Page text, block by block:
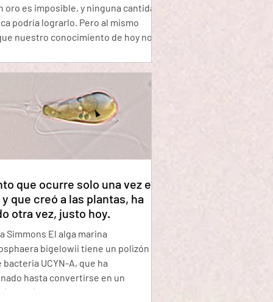
oro es imposible, y ninguna cantidad
lograrlo. Pero al mismo
nuestro conocimiento de hoy nos
de oro y uno de plomo, también nos
un átomo de plomo contiene solo tres
más que un átomo de oro. ¿No sería
extraer esso tres
del átomo de plomo y ya? ¿Conver
que ocurre solo una vez en
que creó a las plantas, ha
otra vez, justo hoy.
Simmons El alga marina
bigelowii tiene un polizón en
bacteria UCYN-A, que ha
hasta convertirse en un
(flecha) dentro de la célula del alga.